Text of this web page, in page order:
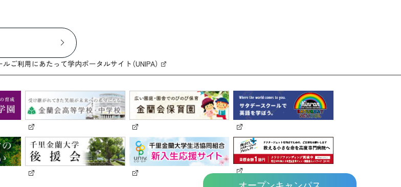
ルご利用にあたって学内ポータルサイト（UNIPA）